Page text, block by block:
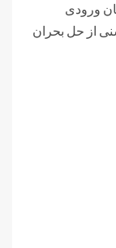
ورودی
از حل بحران